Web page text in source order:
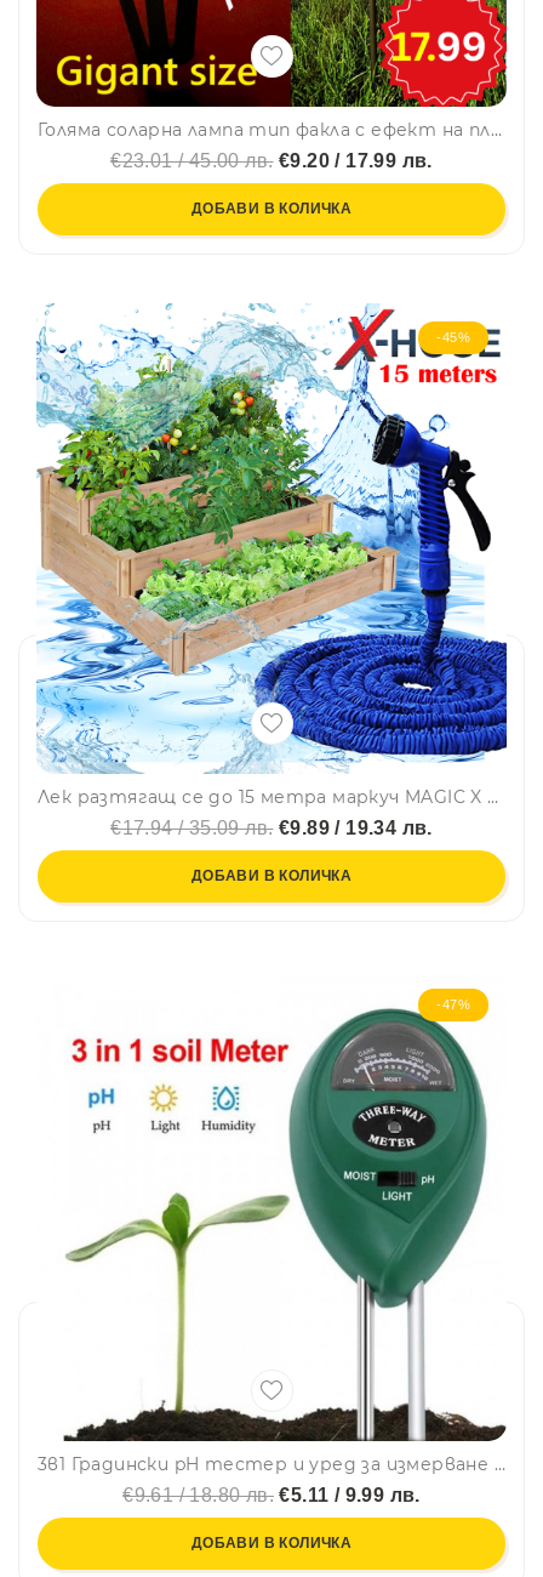
Голяма соларна лампа тип факла с ефект на пламък, градиснко осветление, височина 76 см!!!
€23.01 / 45.00 лв.€9.20 / 17.99 лв.
ДОБАВИ В КОЛИЧКА
-45%
Лек разтягащ се до 15 метра маркуч MAGIC X HOSE и пръскалка със 7 режима
€17.94 / 35.09 лв.€9.89 / 19.34 лв.
ДОБАВИ В КОЛИЧКА
-47%
3в1 Градински pH тестер и уред за измерване на влажност и слънчевата светлина на почва и разстенията AH-2
€9.61 / 18.80 лв. €5.11 / 9.99 лв.
ДОБАВИ В КОЛИЧКА